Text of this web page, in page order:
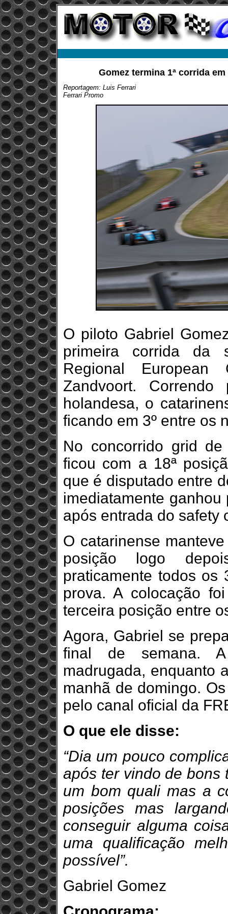
Gomez termina 1ª corrida
Reportagem: Luis Ferrari
Ferrari Promo
O piloto Gabriel
primeira corrida da
Regional European
Zandvoort.
holandesa, o
ficando em 3º entre os
No concorrido grid
ficou com a 18ª
que é disputado entre
imediatamente ganhou
após entrada do safety
O catarinense
posição logo
praticamente todos os
prova. A colocação
terceira posição entre
Agora, Gabriel se
final de semana. A
madrugada, enquanto
manhã de domingo.
pelo canal oficial da
O que ele disse:
“Dia um pouco
após ter vindo de bons
um bom quali mas a
posições mas
conseguir alguma
uma qualificação
possível”.
Gabriel Gomez